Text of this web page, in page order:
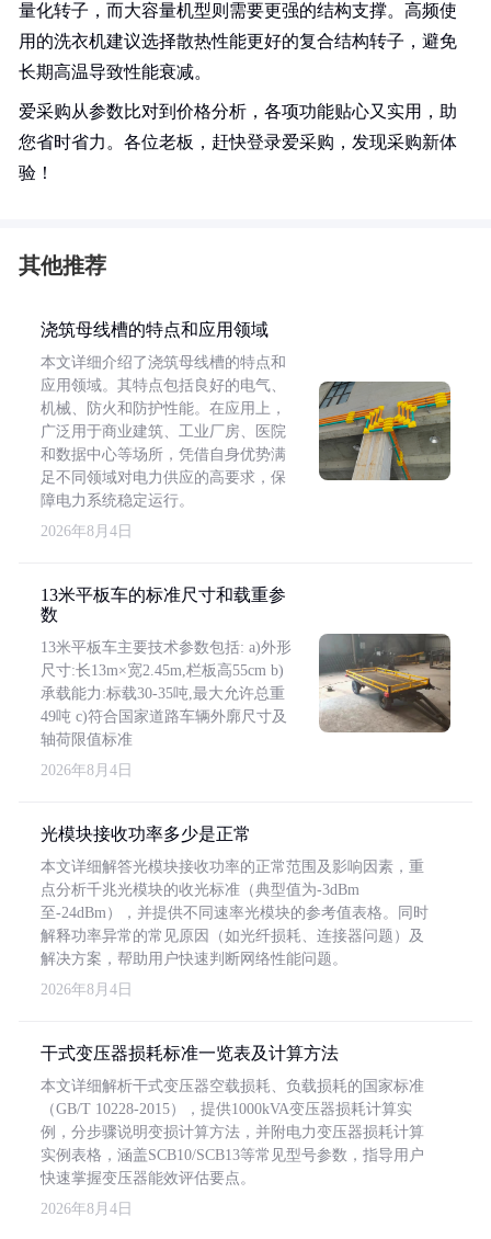
量化转子，而大容量机型则需要更强的结构支撑。高频使
用的洗衣机建议选择散热性能更好的复合结构转子，避免
长期高温导致性能衰减。
爱采购从参数比对到价格分析，各项功能贴心又实用，助
您省时省力。各位老板，赶快登录爱采购，发现采购新体
验！
其他推荐
浇筑母线槽的特点和应用领域
本文详细介绍了浇筑母线槽的特点和
应用领域。其特点包括良好的电气、
机械、防火和防护性能。在应用上，
广泛用于商业建筑、工业厂房、医院
和数据中心等场所，凭借自身优势满
足不同领域对电力供应的高要求，保
障电力系统稳定运行。
2026年8月4日
13米平板车的标准尺寸和载重参
数
13米平板车主要技术参数包括: a)外形
尺寸:长13m×宽2.45m,栏板高55cm b)
承载能力:标载30-35吨,最大允许总重
49吨 c)符合国家道路车辆外廓尺寸及
轴荷限值标准
2026年8月4日
光模块接收功率多少是正常
本文详细解答光模块接收功率的正常范围及影响因素，重
点分析千兆光模块的收光标准（典型值为-3dBm
至-24dBm），并提供不同速率光模块的参考值表格。同时
解释功率异常的常见原因（如光纤损耗、连接器问题）及
解决方案，帮助用户快速判断网络性能问题。
2026年8月4日
干式变压器损耗标准一览表及计算方法
本文详细解析干式变压器空载损耗、负载损耗的国家标准
（GB/T 10228-2015），提供1000kVA变压器损耗计算实
例，分步骤说明变损计算方法，并附电力变压器损耗计算
实例表格，涵盖SCB10/SCB13等常见型号参数，指导用户
快速掌握变压器能效评估要点。
2026年8月4日